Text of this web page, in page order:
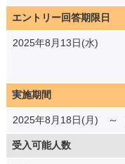
エントリー回答期限日
2025年8月13日(水)
実施期間
2025年8月18日(月) ～
受入可能人数